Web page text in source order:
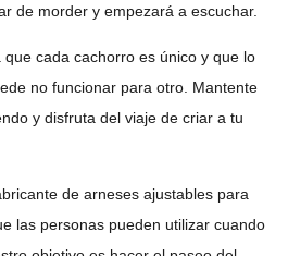
de morder y empezará a escuchar.
que cada cachorro es único y que lo
no funcionar para otro. Mantente
y disfruta del viaje de criar a tu
de arneses ajustables para
las personas pueden utilizar cuando